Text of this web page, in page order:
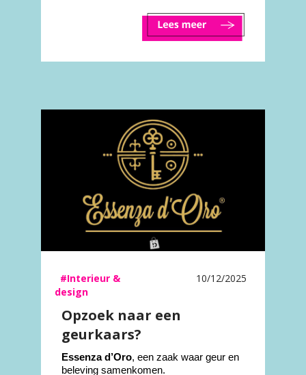
#Interieur &
design
10/12/2025
Opzoek naar een
geurkaars?
Essenza d’Oro, een zaak waar geur en
beleving samenkomen.